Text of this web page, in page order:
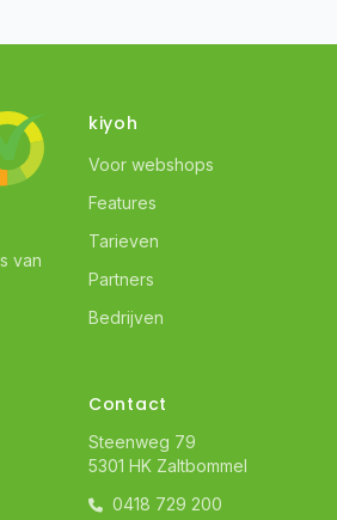
van
kiyoh
Voor webshops
Features
Tarieven
Partners
Bedrijven
Contact
Steenweg 79
5301 HK Zaltbommel
0418 729 200